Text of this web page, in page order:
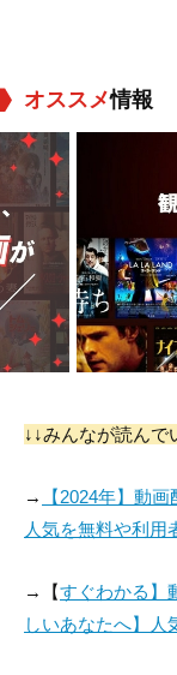
オススメ情報
↓↓みんなが読んで
→
【2024年】動
人気を無料や利用
→【すぐわかる】
しいあなたへ】人